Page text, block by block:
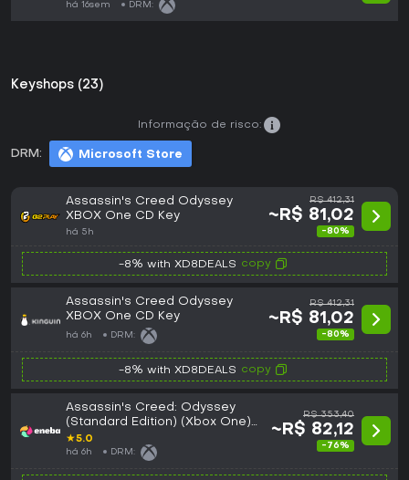
há 16sem DRM:
Keyshops (23)
DRM: Microsoft Store
Informação de risco:
Assassin's Creed Odyssey
XBOX One CD Key
há 5h
R$ 412,31
~R$ 81,02
-80%
-8% with XD8DEALS copy
Assassin's Creed Odyssey
XBOX One CD Key
há 6h DRM:
R$ 412,31
~R$ 81,02
-80%
-8% with XD8DEALS copy
Assassin's Creed: Odyssey
(Standard Edition) (Xbox One)
Xbox Live Key GLOBAL
★5.0
há 6h DRM:
R$ 353,40
~R$ 82,12
-76%